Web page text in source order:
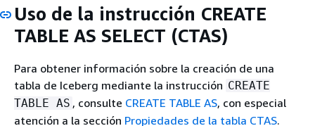
Uso de la instrucción CREATE
TABLE AS SELECT (CTAS)
Para obtener información sobre la creación de una
tabla de Iceberg mediante la instrucción CREATE
TABLE AS , consulte CREATE TABLE AS, con especial
atención a la sección Propiedades de la tabla CTAS.